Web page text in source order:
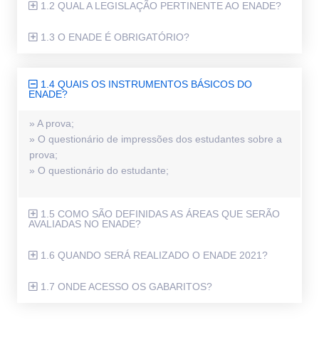
1.2 QUAL A LEGISLAÇÃO PERTINENTE AO ENADE?
1.3 O ENADE É OBRIGATÓRIO?
1.4 QUAIS OS INSTRUMENTOS BÁSICOS DO
ENADE?
» A prova;
» O questionário de impressões dos estudantes sobre a
prova;
» O questionário do estudante;
1.5 COMO SÃO DEFINIDAS AS ÁREAS QUE SERÃO
AVALIADAS NO ENADE?
1.6 QUANDO SERÁ REALIZADO O ENADE 2021?
1.7 ONDE ACESSO OS GABARITOS?